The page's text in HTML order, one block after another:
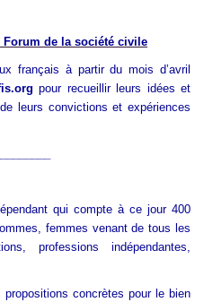
Forum de la société civile
français à partir du mois d’avril
pour recueillir leurs idées et
leurs convictions et expériences
qui compte à ce jour 400
femmes venant de tous les
professions indépendantes,
propositions concrètes pour le bien